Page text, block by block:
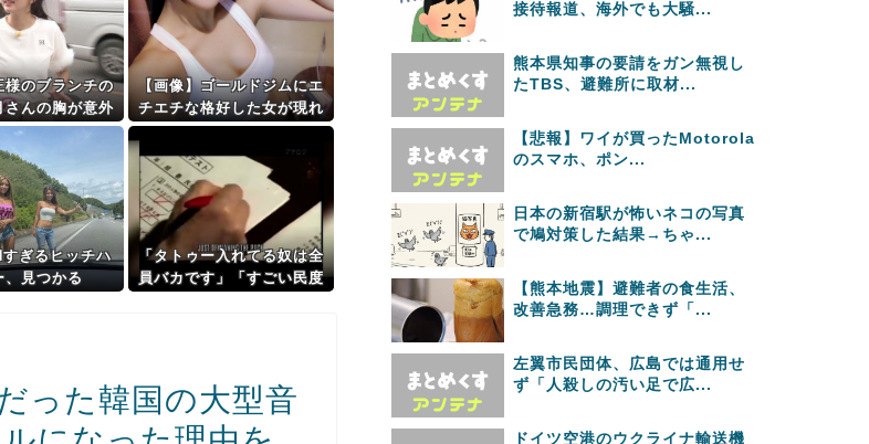
様のブランチの
さんの胸が意外
ある件
【画像】ゴールドジムにエ
チエチな格好した女が現れ
るｗｗｗｗｗｗｗｗｗｗｗ
ｗ
ぎるヒッチハ
、見つかる
「タトゥー入れてる奴は全
員バカです」「すごい民度
った韓国の大型音
接待報道、海外でも大騒...
熊本県知事の要請をガン無視し
たTBS、避難所に取材...
【悲報】ワイが買ったMotorola
のスマホ、ポン...
日本の新宿駅が怖いネコの写真
で鳩対策した結果→ちゃ...
【熊本地震】避難者の食生活、
改善急務…調理できず「...
左翼市民団体、広島では通用せ
ず「人殺しの汚い足で広...
ドイツ空港のウクライナ輸送機